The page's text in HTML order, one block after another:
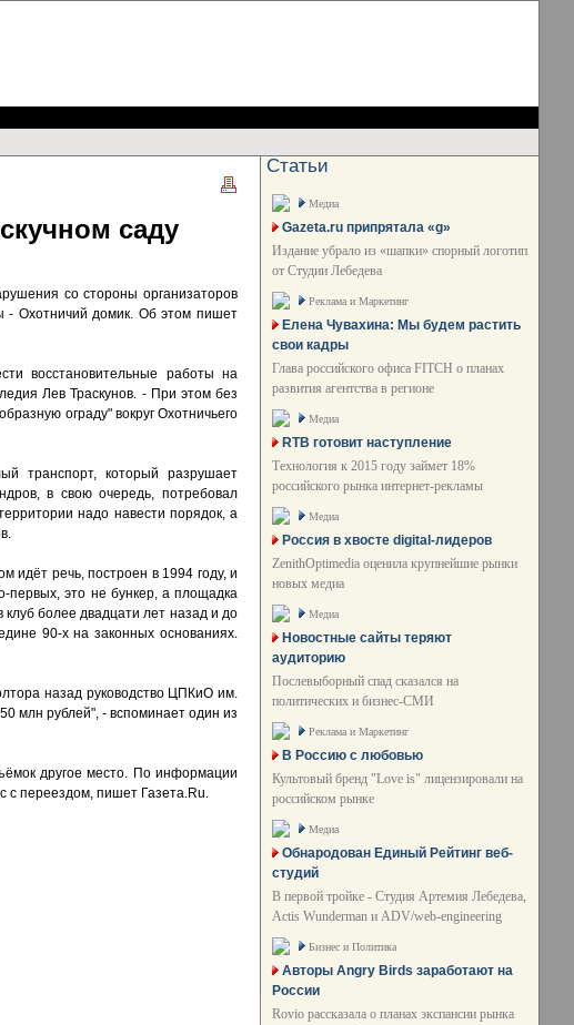
саду
со стороны организаторов
- Охотничий домик. Об этом пишет
восстановительные работы на
Лев Траскунов. - При этом без
ограду" вокруг Охотничьего
транспорт, который разрушает
в свою очередь, потребовал
надо навести порядок, а
идёт речь, построен в 1994 году, и
первых, это не бункер, а площадка
более двадцати лет назад и до
90-х на законных основаниях.
назад руководство ЦПКиО им.
млн рублей", - вспоминает один из
другое место. По информации
с переездом, пишет Газета.Ru.
Статьи
Медиа
Gazeta.ru припрятала «g»
Издание убрало из «шапки» спорный логотип
от Студии Лебедева
Реклама и Маркетинг
Елена Чувахина: Мы будем растить
свои кадры
Глава российского офиса FITCH о планах
развития агентства в регионе
Медиа
RTB готовит наступление
Технология к 2015 году займет 18%
российского рынка интернет-рекламы
Медиа
Россия в хвосте digital-лидеров
ZenithOptimedia оценила крупнейшие рынки
новых медиа
Медиа
Новостные сайты теряют
аудиторию
Послевыборный спад сказался на
политических и бизнес-СМИ
Реклама и Маркетинг
В Россию с любовью
Культовый бренд "Love is" лицензировали на
российском рынке
Медиа
Обнародован Единый Рейтинг веб-
студий
В первой тройке - Студия Артемия Лебедева,
Actis Wunderman и ADV/web-engineering
Бизнес и Политика
Авторы Angry Birds заработают на
России
Rovio рассказала о планах экспансии рынка